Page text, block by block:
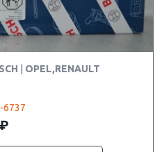
OPEL,RENAULT
6737